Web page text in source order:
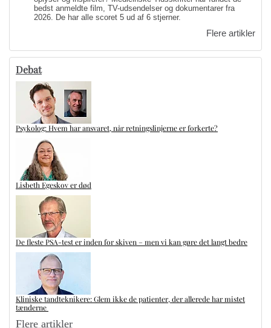
bedst anmeldte film, TV-udsendelser og dokumentarer fra
2026. De har alle scoret 5 ud af 6 stjerner.
Flere artikler
Debat
Psykolog: Hvem har ansvaret, når retningslinjerne er forkerte?
Lisbeth Egeskov er død
De fleste PSA-test er inden for skiven – men vi kan gøre det langt bedre
Kliniske tandteknikere: Glem ikke de patienter, der allerede har mistet
tænderne
Flere artikler